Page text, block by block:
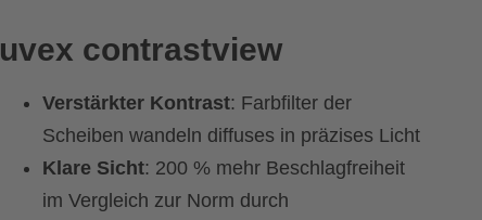
uvex contrastview
Verstärkter Kontrast: Farbfilter der
Scheiben wandeln diffuses in präzises Licht
Klare Sicht: 200 % mehr Beschlagfreiheit
im Vergleich zur Norm durch